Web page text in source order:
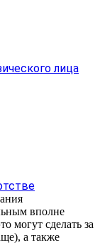
лица
вполне
могут сделать за
а также